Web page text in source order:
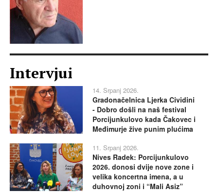
Intervjui
14. Srpanj 2026.
Gradonačelnica Ljerka Cividini
- Dobro došli na naš festival
Porcijunkulovo kada Čakovec i
Međimurje žive punim plućima
11. Srpanj 2026.
Nives Radek: Porcijunkulovo
2026. donosi dvije nove zone i
velika koncertna imena, a u
duhovnoj zoni i “Mali Asiz”